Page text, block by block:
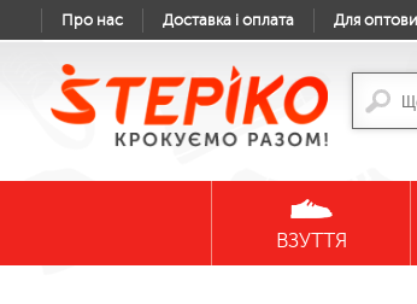
Про нас Доставка і оплата Для
ВЗУТТЯ